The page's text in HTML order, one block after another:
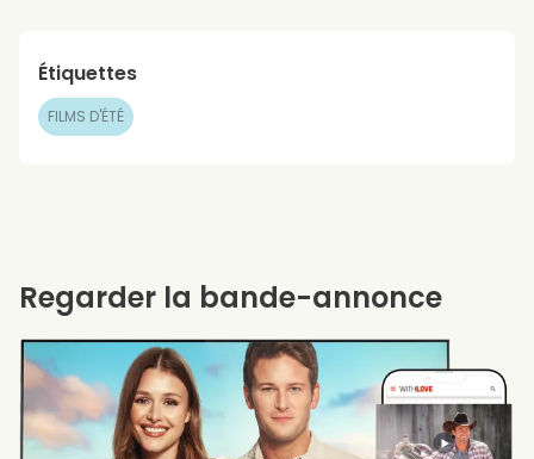
Étiquettes
FILMS D'ÉTÉ
Regarder la bande-annonce